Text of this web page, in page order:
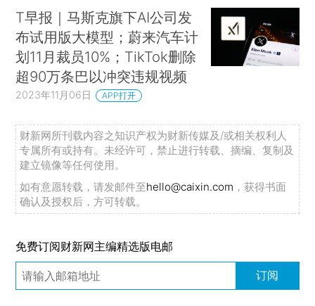
T早报｜马斯克旗下AI公司发
布试用版大模型；蔚来汽车计
划11月裁员10%；TikTok删除
超90万条巴以冲突违规视频
2023年11月06日 APP打开
财新网所刊载内容之知识产权为财新传媒及/或相关权利人
专属所有或持有。未经许可，禁止进行转载、摘编、复制及
建立镜像等任何使用。
如有意愿转载，请发邮件至hello@caixin.com ，获得书面
确认及授权后，方可转载。
免费订阅财新网主编精选版电邮
订阅